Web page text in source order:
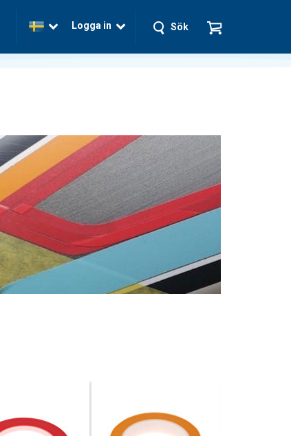
Logga in Sök